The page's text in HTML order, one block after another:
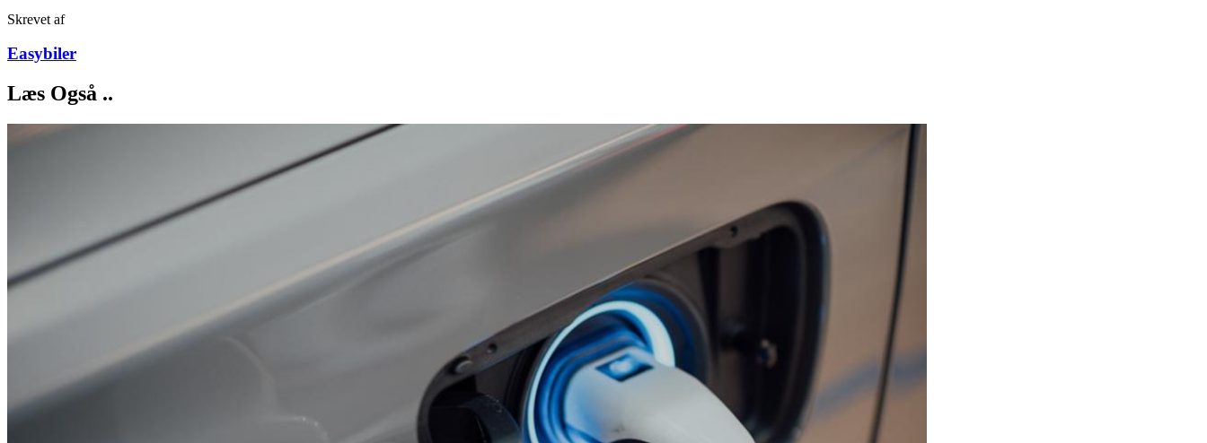
Skrevet af
Easybiler
Læs Også ..